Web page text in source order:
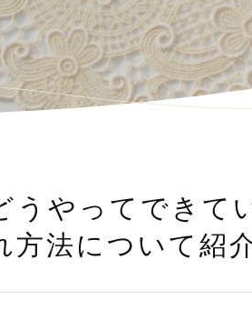
うやってできて
方法について紹